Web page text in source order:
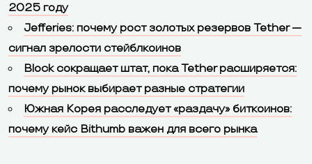
2025 году
Jefferies: почему рост золотых резервов Tether —
сигнал зрелости стейблкоинов
Block сокращает штат, пока Tether расширяется:
почему рынок выбирает разные стратегии
Южная Корея расследует «раздачу» биткоинов:
почему кейс Bithumb важен для всего рынка